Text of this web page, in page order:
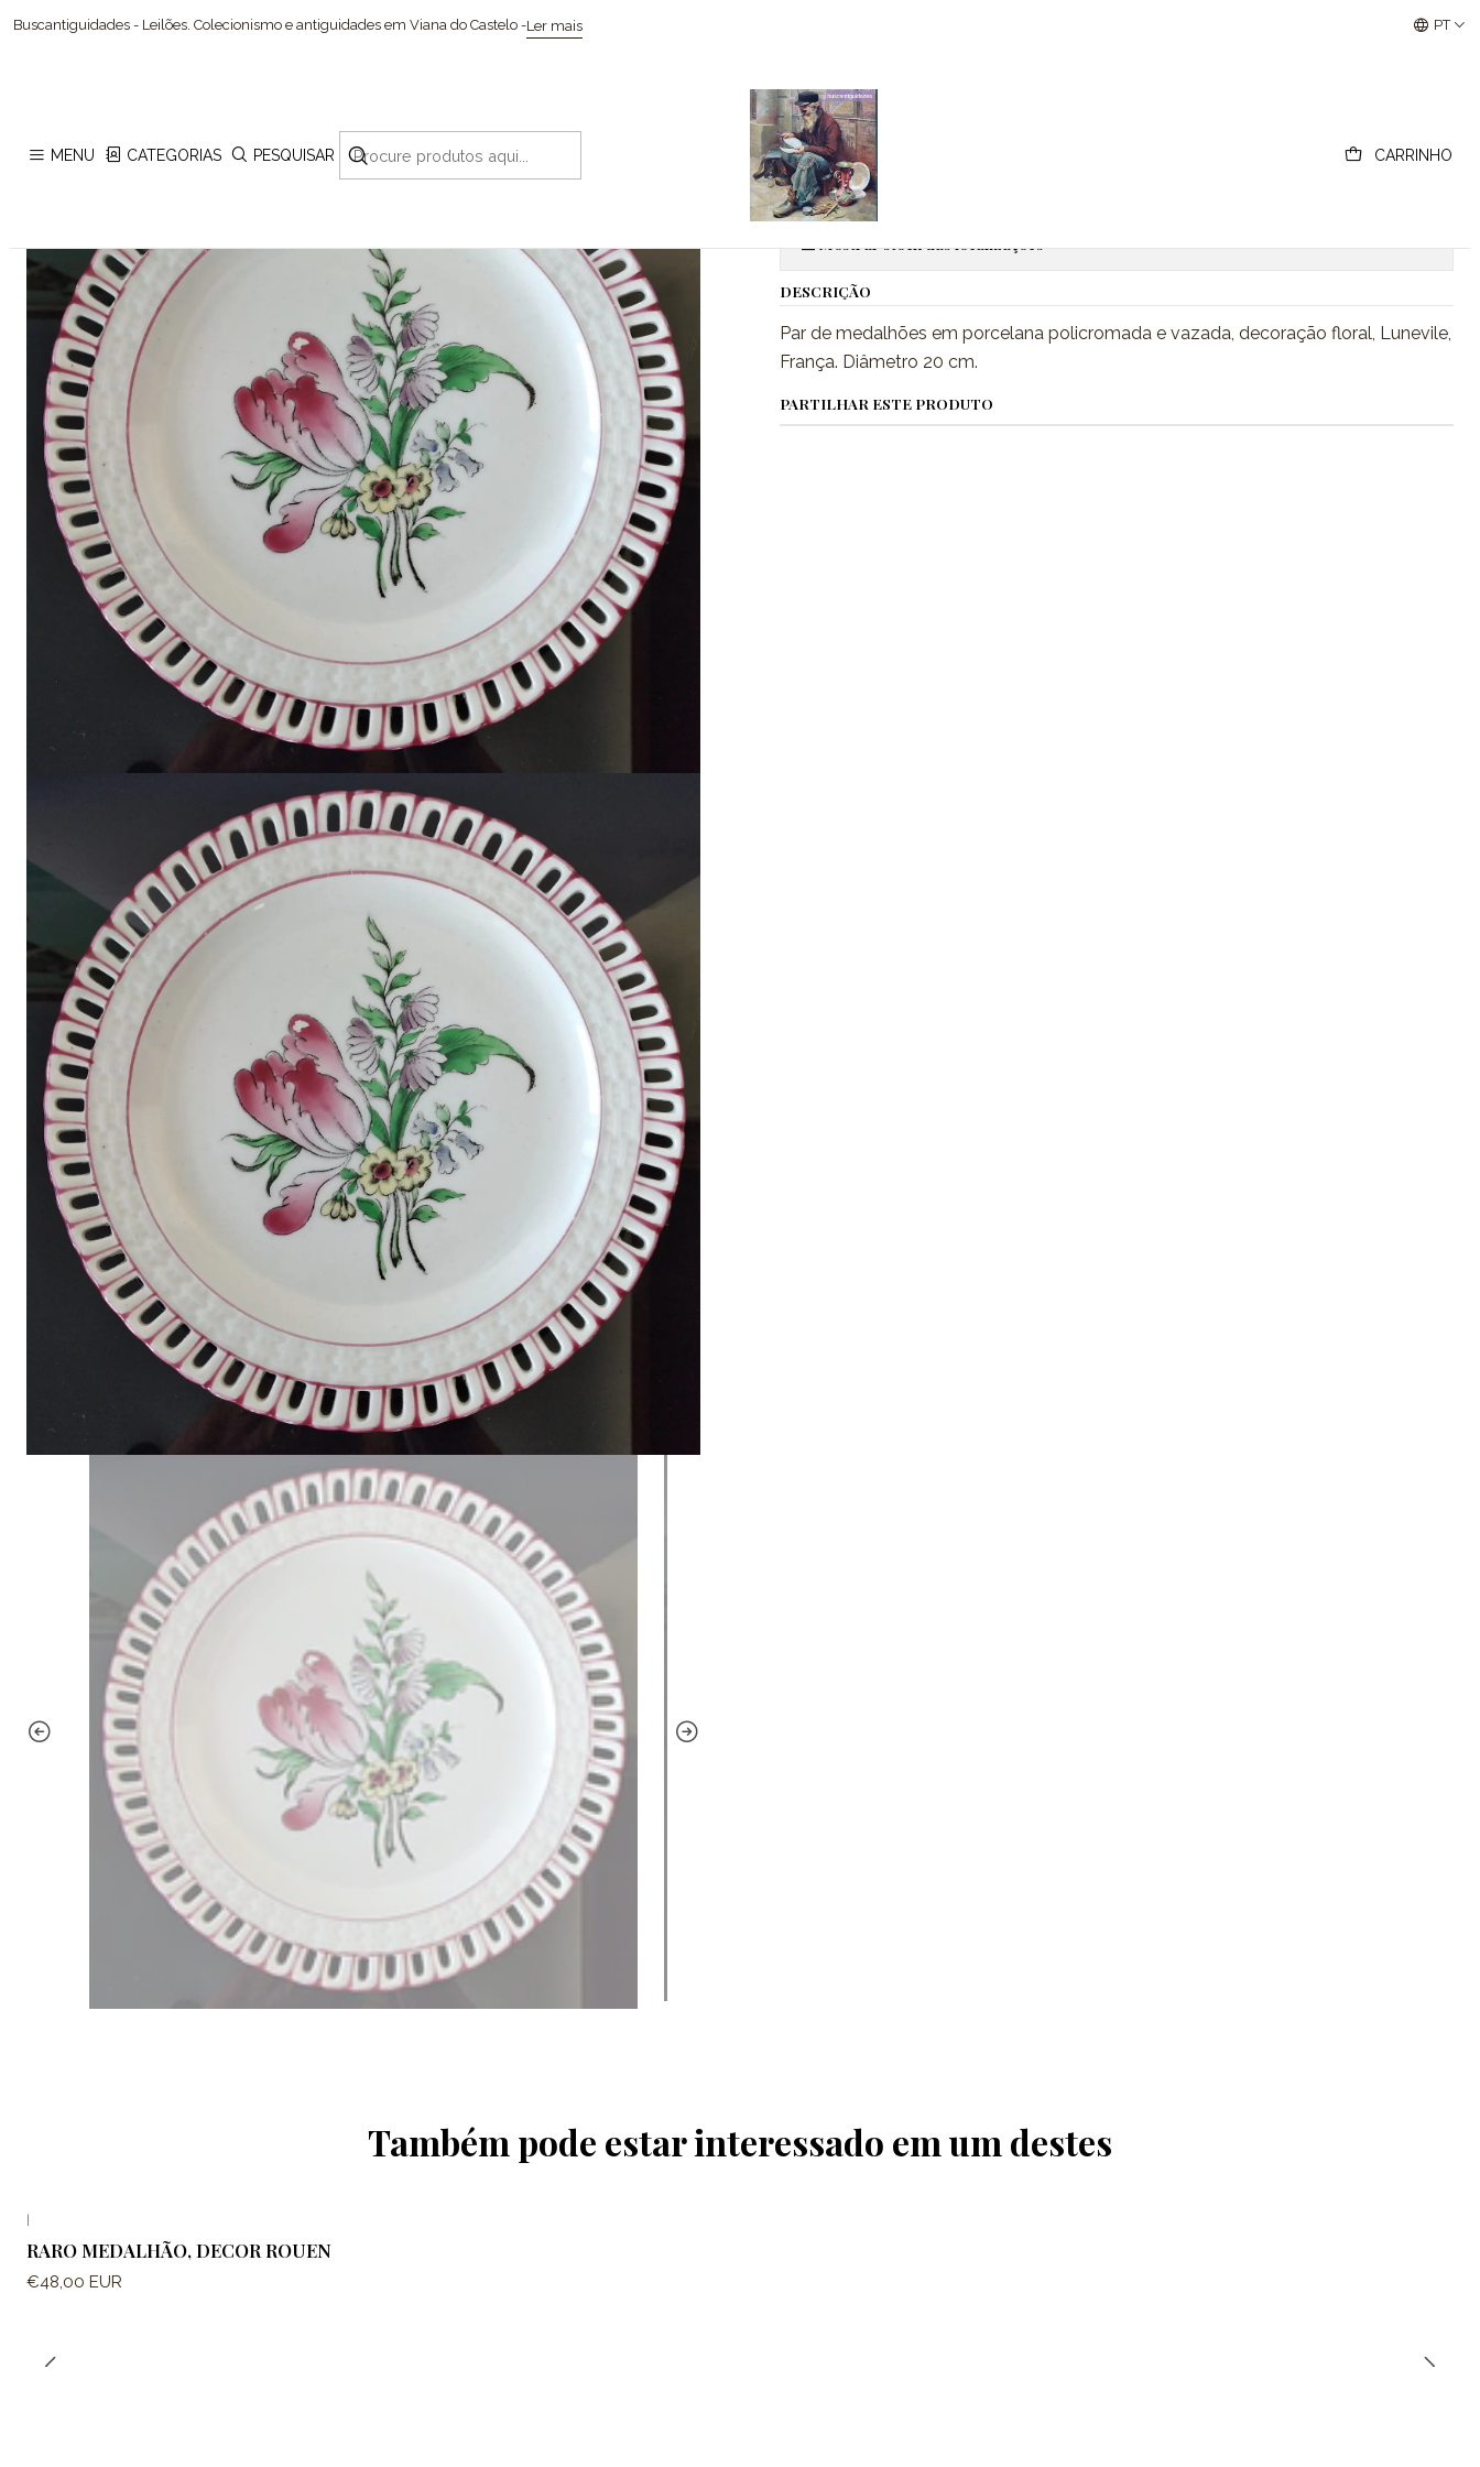
MENU CATEGORIAS PESQUISAR CARRINHO
Buscantiguidades - Leilões. Colecionismo e antiguidades em Viana do Castelo -Ler mais Buscantiguidades - Leilões Colecionismo e PT
Início
|
Pratos em porcelana Lunevile
Quantidade
Mostrar stock das localizações
DESCRIÇÃO
Par de medalhões em porcelana policromada e vazada, decoração floral, Lunevile,
França. Diâmetro 20 cm.
PARTILHAR ESTE PRODUTO
Também pode estar interessado em um destes
RARO MEDALHÃO, DECOR ROUEN
€48,00 EUR